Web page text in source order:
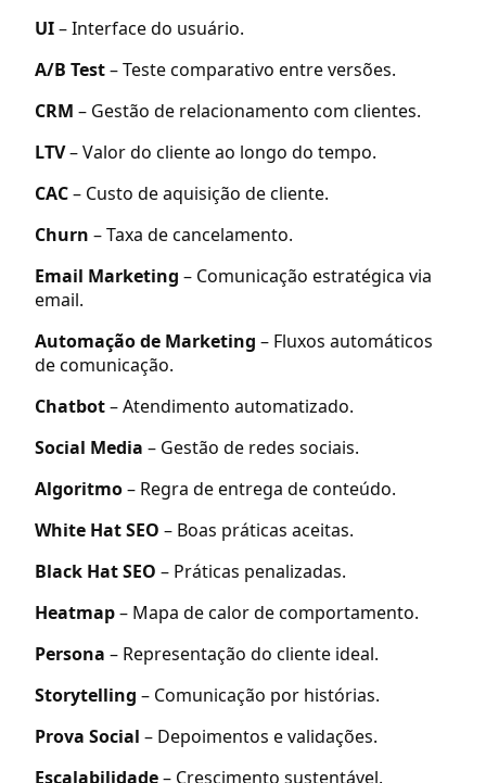
UI– Interface do usuário.
A/B Test– Teste comparativo entre versões.
CRM – Gestão de relacionamento com clientes.
LTV– Valor do cliente ao longo do tempo.
CAC– Custo de aquisição de cliente.
Churn – Taxa de cancelamento.
Email Marketing – Comunicação estratégica via
email.
Automação de Marketing – Fluxos automáticos
de comunicação.
Chatbot– Atendimento automatizado.
Social Media – Gestão de redes sociais.
Algoritmo– Regra de entrega de conteúdo.
White Hat SEO – Boas práticas aceitas.
Black Hat SEO – Práticas penalizadas.
Heatmap– Mapa de calor de comportamento.
Persona – Representação do cliente ideal.
Storytelling – Comunicação por histórias.
Prova Social – Depoimentos e validações.
Escalabilidade– Crescimento sustentável.